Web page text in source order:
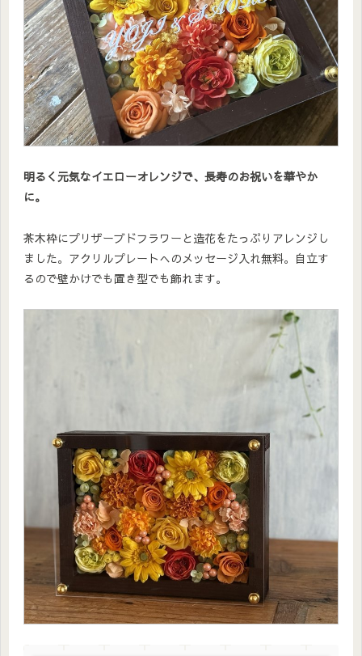
明るく元気なイエローオレンジで、長寿のお祝いを華やか
に。
茶木枠にプリザーブドフラワーと造花をたっぷりアレンジし
ました。アクリルプレートへのメッセージ入れ無料。自立す
るので壁かけでも置き型でも飾れます。